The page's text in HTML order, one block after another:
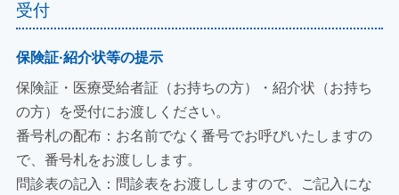
受付
保険証·紹介状等の提示
保険証・医療受給者証（お持ちの方）・紹介状（お持ち
の方）を受付にお渡しください。
番号札の配布：お名前でなく番号でお呼びいたしますの
で、番号札をお渡しします。
問診表の記入：問診表をお渡ししますので、ご記入にな